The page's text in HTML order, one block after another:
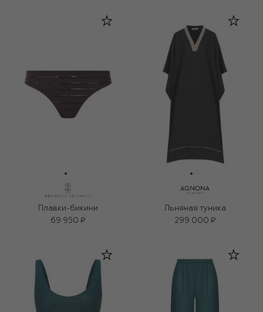
Плавки-бикини
69 950 ₽
Льняная туника
299 000 ₽